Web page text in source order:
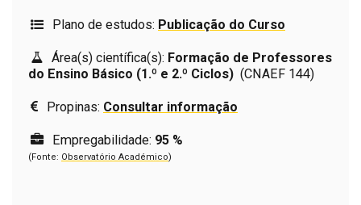
Plano de estudos: Publicação do Curso
Área(s) científica(s): Formação de Professores
do Ensino Básico (1.º e 2.º Ciclos) (CNAEF 144)
Propinas: Consultar informação
Empregabilidade: 95 %
(Fonte: Observatório Académico)